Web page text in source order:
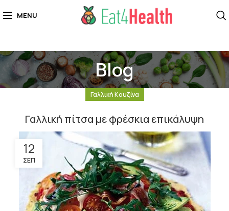
MENU
Blog
Γαλλική Κουζίνα
Γαλλική πίτσα με φρέσκια επικάλυψη
12
ΣΕΠ